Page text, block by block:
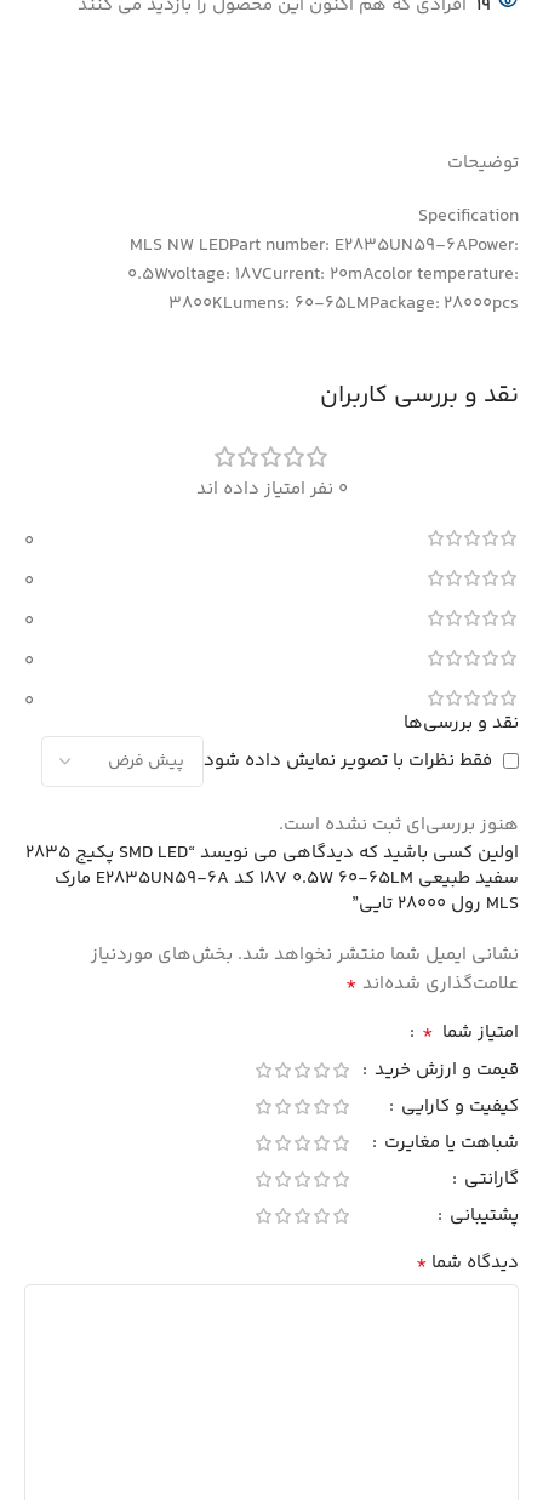
توضیحات
Specification
MLS NW LEDPart number: E2835UN59-6APower:
0.5Wvoltage: 18VCurrent: 20mAcolor temperature:
3800KLumens: 60-65LMPackage: 28000pcs
نقد و بررسی کاربران
0 نفر امتیاز داده اند
0
0
0
0
0
نقد و بررسی‌ها
فقط نظرات با تصویر نمایش داده شود
هنوز بررسی‌ای ثبت نشده است.
اولین کسی باشید که دیدگاهی می نویسد “SMD LED پکیج 2835
سفید طبیعی 18V 0.5W 60-65LM کد E2835UN59-6A مارک
MLS رول 28000 تایی”
نشانی ایمیل شما منتشر نخواهد شد. بخش‌های موردنیاز
علامت‌گذاری شده‌اند *
امتیاز شما *
قیمت و ارزش خرید
کیفیت و کارایی
شباهت یا مغایرت
گارانتی
پشتیبانی
دیدگاه شما *